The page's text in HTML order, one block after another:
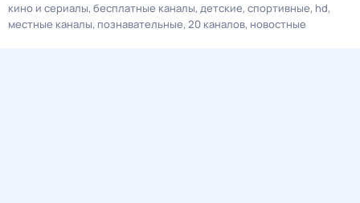
кино и сериалы бесплатные каналы детские спортивные hd
местные каналы познавательные 20 каналов новостные